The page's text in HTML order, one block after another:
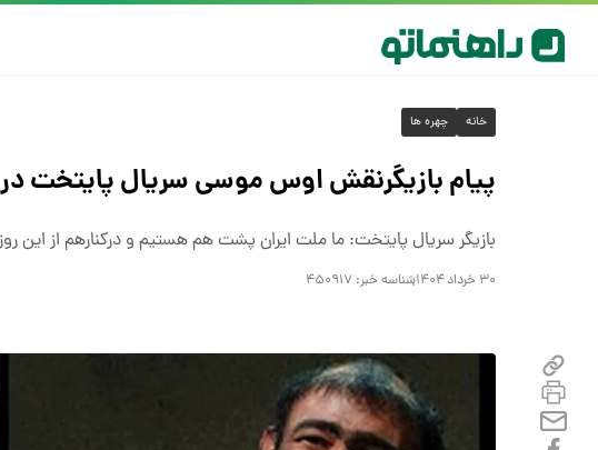
خانه چهره ها
پیام بازیگرنقش اوس موسی سریال پایتخت در
بازیگر سریال پایتخت: ما ملت ایران پشت هم هستیم و درکنارهم از این
۳۰ خرداد ۱۴۰۴ شناسه خبر: ۴۵۰۹۱۷